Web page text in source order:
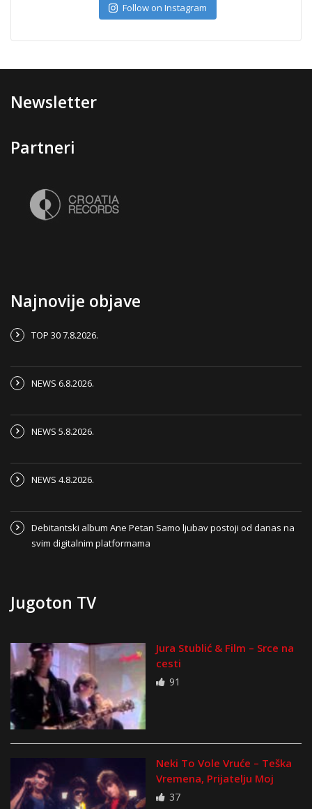
Follow on Instagram
Newsletter
Partneri
Najnovije objave
TOP 30 7.8.2026.
NEWS 6.8.2026.
NEWS 5.8.2026.
NEWS 4.8.2026.
Debitantski album Ane Petan Samo ljubav postoji od danas na
svim digitalnim platformama
Jugoton TV
Jura Stublić & Film – Srce na
cesti
91
Neki To Vole Vruće – Teška
Vremena, Prijatelju Moj
37